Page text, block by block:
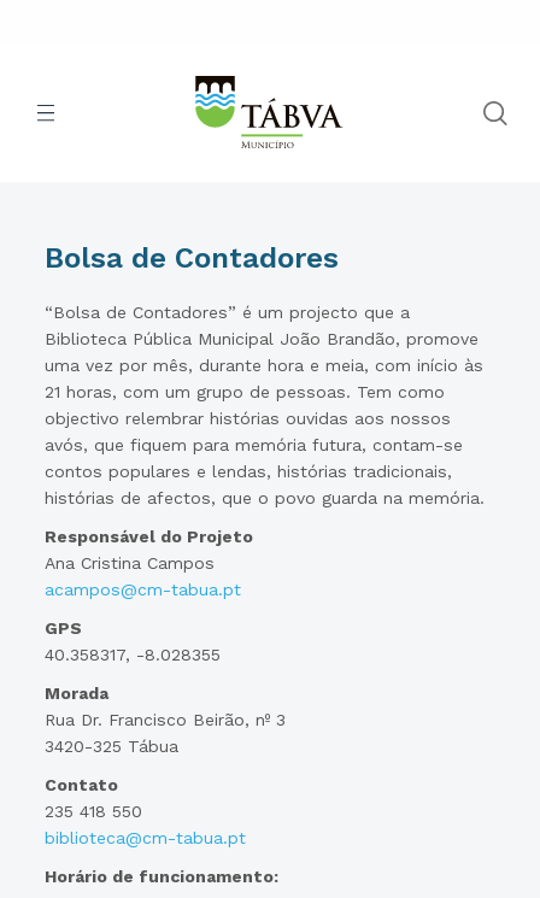
Bolsa de Contadores
“Bolsa de Contadores” é um projecto que a
Biblioteca Pública Municipal João Brandão, promove
uma vez por mês, durante hora e meia, com início às
21 horas, com um grupo de pessoas. Tem como
objectivo relembrar histórias ouvidas aos nossos
avós, que fiquem para memória futura, contam-se
contos populares e lendas, histórias tradicionais,
histórias de afectos, que o povo guarda na memória.
Responsável do Projeto
Ana Cristina Campos
acampos@cm-tabua.pt
GPS
40.358317, -8.028355
Morada
Rua Dr. Francisco Beirão, nº 3
3420-325 Tábua
Contato
235 418 550
biblioteca@cm-tabua.pt
Horário de funcionamento: